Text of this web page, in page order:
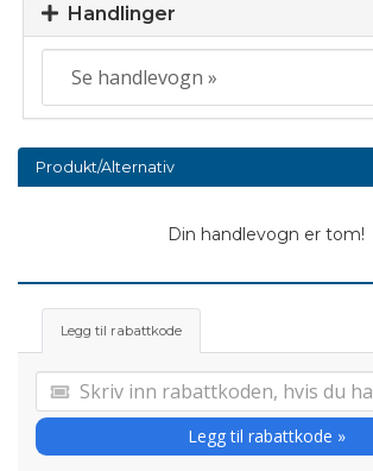
Handlinger
Produkt/Alternativ
Din handlevogn er tom!
Legg til rabattkode
Legg til rabattkode »